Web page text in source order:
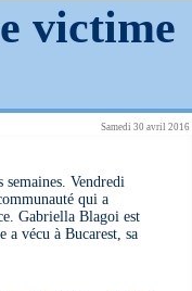
victime
Samedi 30 avril 2016
Vendredi
qui a
Gabriella Blagoi est
vécu à Bucarest, sa